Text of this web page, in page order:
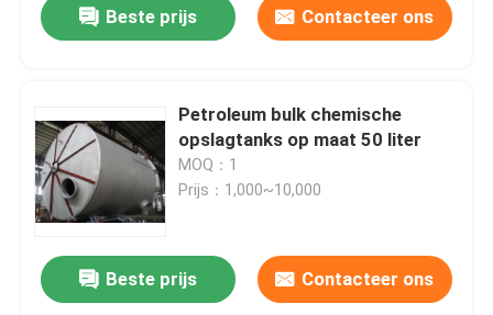
Beste prijs Contacteer ons
Petroleum bulk chemische
opslagtanks op maat 50 liter
MOQ：1
Prijs：1,000~10,000
Beste prijs Contacteer ons